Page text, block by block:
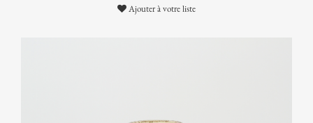
Ajouter à votre liste